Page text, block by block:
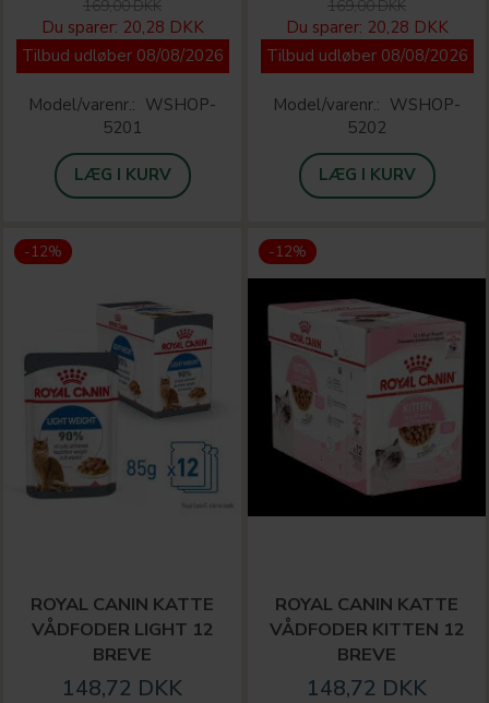
169,00 DKK
Du sparer: 20,28 DKK
Tilbud udløber 08/08/2026
Model/varenr.: WSHOP-
5201
LÆG I KURV
169,00 DKK
Du sparer: 20,28 DKK
Tilbud udløber 08/08/2026
Model/varenr.: WSHOP-
5202
LÆG I KURV
-12%
ROYAL CANIN KATTE
VÅDFODER LIGHT 12
BREVE
148,72 DKK
-12%
ROYAL CANIN KATTE
VÅDFODER KITTEN 12
BREVE
148,72 DKK